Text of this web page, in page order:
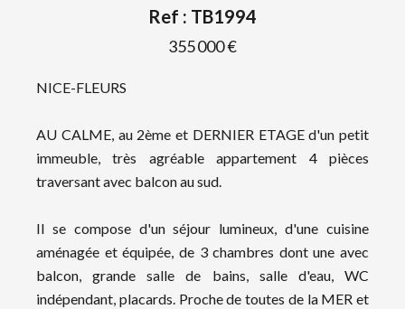
Ref : TB1994
355 000 €
NICE-FLEURS
AU CALME, au 2ème et DERNIER ETAGE d'un petit
immeuble, très agréable appartement 4 pièces
traversant avec balcon au sud.
Il se compose d'un séjour lumineux, d'une cuisine
aménagée et équipée, de 3 chambres dont une avec
balcon, grande salle de bains, salle d'eau, WC
indépendant, placards. Proche de toutes de la MER et